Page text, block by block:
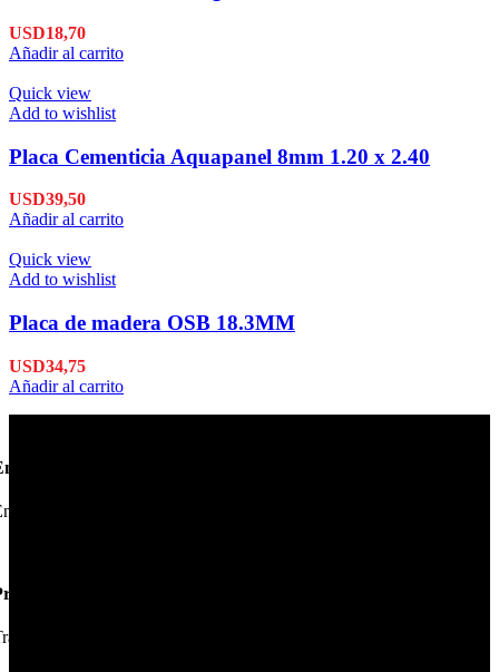
USD18,70
Añadir al carrito
Quick view
Add to wishlist
Placa Cementicia Aquapanel 8mm 1.20 x 2.40
USD39,50
Añadir al carrito
Quick view
Add to wishlist
Placa de madera OSB 18.3MM
USD34,75
Añadir al carrito
en 24hs
su pedido en 24hs.
de Calidad
las mejores marcas.